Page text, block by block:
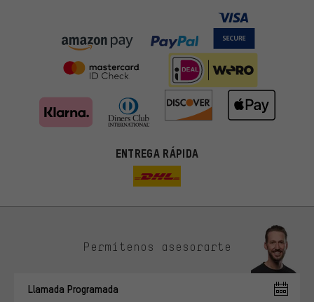
ENTREGA RÁPIDA
Permítenos asesorarte
Llamada Programada
ti. Las cookies de marketing nos ayudan a identificar tus